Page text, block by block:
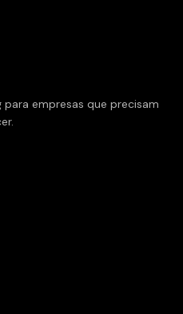
empresas que precisam